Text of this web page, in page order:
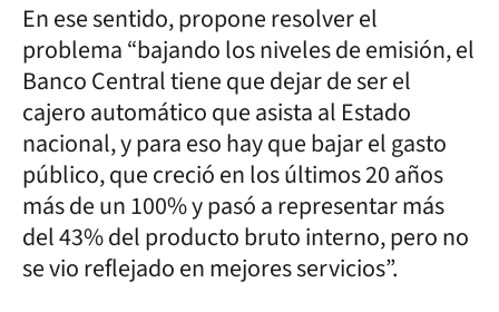
En ese sentido, propone resolver el
problema “bajando los niveles de emisión, el
Banco Central tiene que dejar de ser el
cajero automático que asista al Estado
nacional, y para eso hay que bajar el gasto
público, que creció en los últimos 20 años
más de un 100% y pasó a representar más
del 43% del producto bruto interno, pero no
se vio reflejado en mejores servicios”.